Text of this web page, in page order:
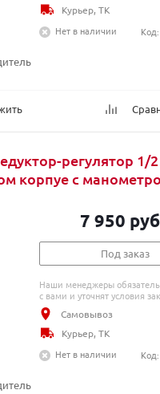
Курьер, ТК
Нет в наличии
регулятор 1/
корпуе с
7 950
Под заказ
Наши менеджеры
с вами и уточнят условия
Самовывоз
Курьер, ТК
Нет в наличии